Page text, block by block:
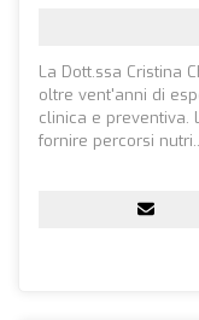
La Dott.ssa Cristina
oltre vent'anni di
clinica e preventiva.
fornire percorsi